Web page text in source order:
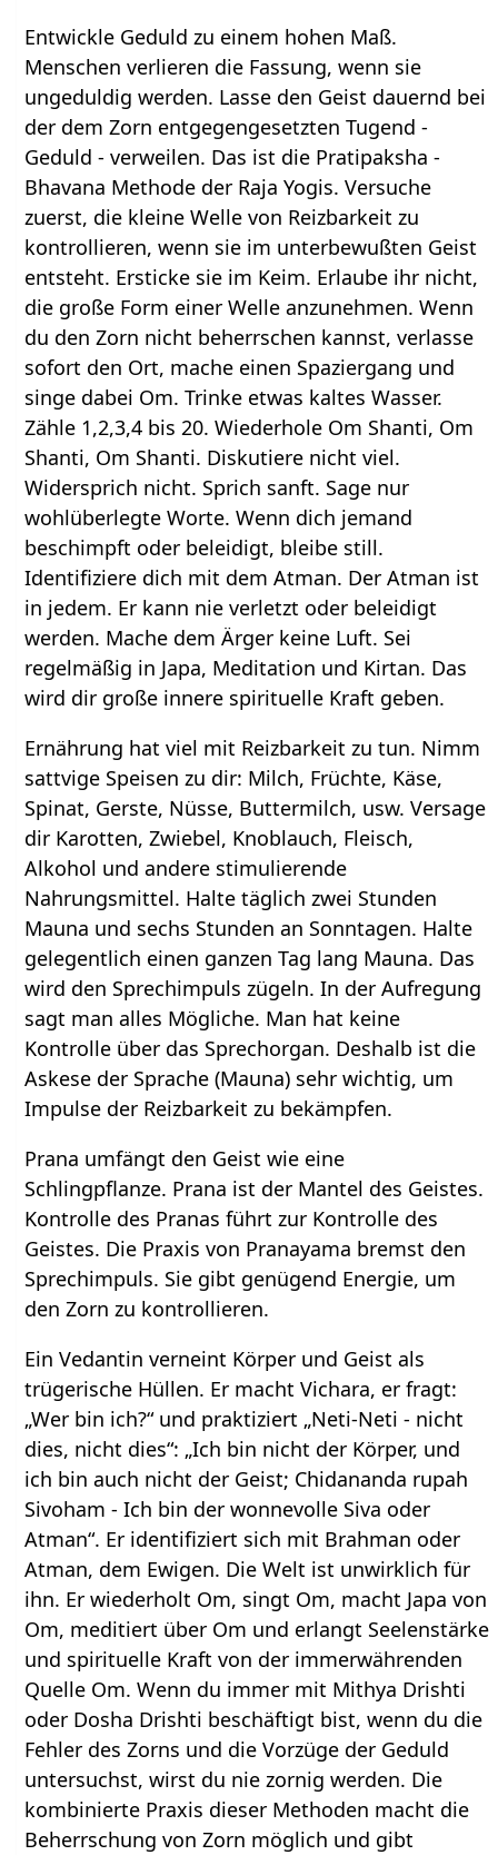
Entwickle Geduld zu einem hohen Maß.
Menschen verlieren die Fassung, wenn sie
ungeduldig werden. Lasse den Geist dauernd bei
der dem Zorn entgegengesetzten Tugend -
Geduld - verweilen. Das ist die Pratipaksha -
Bhavana Methode der Raja Yogis. Versuche
zuerst, die kleine Welle von Reizbarkeit zu
kontrollieren, wenn sie im unterbewußten Geist
entsteht. Ersticke sie im Keim. Erlaube ihr nicht,
die große Form einer Welle anzunehmen. Wenn
du den Zorn nicht beherrschen kannst, verlasse
sofort den Ort, mache einen Spaziergang und
singe dabei Om. Trinke etwas kaltes Wasser.
Zähle 1,2,3,4 bis 20. Wiederhole Om Shanti, Om
Shanti, Om Shanti. Diskutiere nicht viel.
Widersprich nicht. Sprich sanft. Sage nur
wohlüberlegte Worte. Wenn dich jemand
beschimpft oder beleidigt, bleibe still.
Identifiziere dich mit dem Atman. Der Atman ist
in jedem. Er kann nie verletzt oder beleidigt
werden. Mache dem Ärger keine Luft. Sei
regelmäßig in Japa, Meditation und Kirtan. Das
wird dir große innere spirituelle Kraft geben.
Ernährung hat viel mit Reizbarkeit zu tun. Nimm
sattvige Speisen zu dir: Milch, Früchte, Käse,
Spinat, Gerste, Nüsse, Buttermilch, usw. Versage
dir Karotten, Zwiebel, Knoblauch, Fleisch,
Alkohol und andere stimulierende
Nahrungsmittel. Halte täglich zwei Stunden
Mauna und sechs Stunden an Sonntagen. Halte
gelegentlich einen ganzen Tag lang Mauna. Das
wird den Sprechimpuls zügeln. In der Aufregung
sagt man alles Mögliche. Man hat keine
Kontrolle über das Sprechorgan. Deshalb ist die
Askese der Sprache (Mauna) sehr wichtig, um
Impulse der Reizbarkeit zu bekämpfen.
Prana umfängt den Geist wie eine
Schlingpflanze. Prana ist der Mantel des Geistes.
Kontrolle des Pranas führt zur Kontrolle des
Geistes. Die Praxis von Pranayama bremst den
Sprechimpuls. Sie gibt genügend Energie, um
den Zorn zu kontrollieren.
Ein Vedantin verneint Körper und Geist als
trügerische Hüllen. Er macht Vichara, er fragt:
„Wer bin ich?“ und praktiziert „Neti-Neti - nicht
dies, nicht dies“: „Ich bin nicht der Körper, und
ich bin auch nicht der Geist; Chidananda rupah
Sivoham - Ich bin der wonnevolle Siva oder
Atman“. Er identifiziert sich mit Brahman oder
Atman, dem Ewigen. Die Welt ist unwirklich für
ihn. Er wiederholt Om, singt Om, macht Japa von
Om, meditiert über Om und erlangt Seelenstärke
und spirituelle Kraft von der immerwährenden
Quelle Om. Wenn du immer mit Mithya Drishti
oder Dosha Drishti beschäftigt bist, wenn du die
Fehler des Zorns und die Vorzüge der Geduld
untersuchst, wirst du nie zornig werden. Die
kombinierte Praxis dieser Methoden macht die
Beherrschung von Zorn möglich und gibt